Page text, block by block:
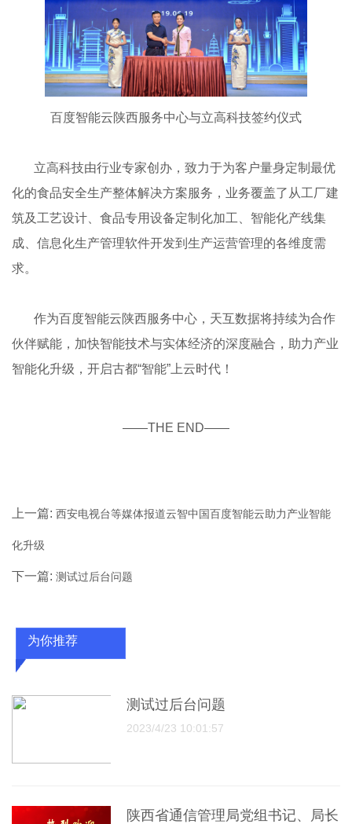
百度智能云陕西服务中心与立高科技签约仪式
立高科技由行业专家创办，致力于为客户量身定制最优
化的食品安全生产整体解决方案服务，业务覆盖了从工厂建
筑及工艺设计、食品专用设备定制化加工、智能化产线集
成、信息化生产管理软件开发到生产运营管理的各维度需
求。
作为百度智能云陕西服务中心，天互数据将持续为合作
伙伴赋能，加快智能技术与实体经济的深度融合，助力产业
智能化升级，开启古都“智能”上云时代！
——THE END——
上一篇:西安电视台等媒体报道云智中国百度智能云助力产业智能
化升级
下一篇:测试过后台问题
为你推荐
测试过后台问题
2023/4/23 10:01:57
陕西省通信管理局党组书记、局长